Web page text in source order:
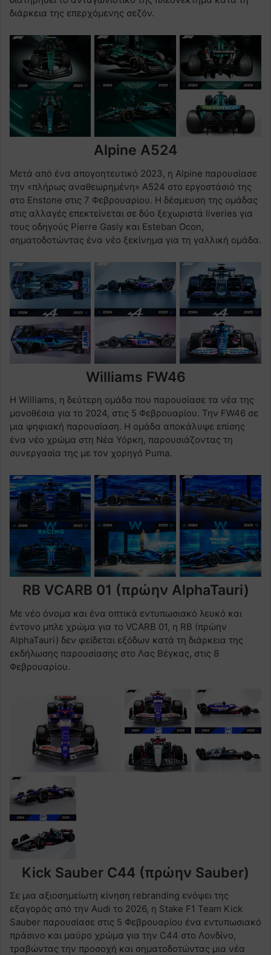
διάρκεια της επερχόμενης σεζόν.
Alpine A524
Μετά από ένα απογοητευτικό 2023, η Alpine παρουσίασε
την «πλήρως αναθεωρημένη» A524 στο εργοστάσιό της
στο Enstone στις 7 Φεβρουαρίου. Η δέσμευση της ομάδας
στις αλλαγές επεκτείνεται σε δύο ξεχωριστά liveries για
τους οδηγούς Pierre Gasly και Esteban Ocon,
σηματοδοτώντας ένα νέο ξεκίνημα για τη γαλλική ομάδα.
Williams FW46
Η Williams, η δεύτερη ομάδα που παρουσίασε τα νέα της
μονοθέσια για το 2024, στις 5 Φεβρουαρίου. Την FW46 σε
μια ψηφιακή παρουσίαση. Η ομάδα αποκάλυψε επίσης
ένα νέο χρώμα στη Νέα Υόρκη, παρουσιάζοντας τη
συνεργασία της με τον χορηγό Puma.
RB VCARB 01 (πρώην AlphaTauri)
Με νέο όνομα και ένα οπτικά εντυπωσιακό λευκό και
έντονο μπλε χρώμα για το VCARB 01, η RB (πρώην
AlphaTauri) δεν φείδεται εξόδων κατά τη διάρκεια της
εκδήλωσης παρουσίασης στο Λας Βέγκας, στις 8
Φεβρουαρίου.
Kick Sauber C44 (πρώην Sauber)
Σε μια αξιοσημείωτη κίνηση rebranding ενόψει της
εξαγοράς από την Audi το 2026, η Stake F1 Team Kick
Sauber παρουσίασε στις 5 Φεβρουαρίου ένα εντυπωσιακό
πράσινο και μαύρο χρώμα για την C44 στο Λονδίνο,
τραβώντας την προσοχή και σηματοδοτώντας μια νέα